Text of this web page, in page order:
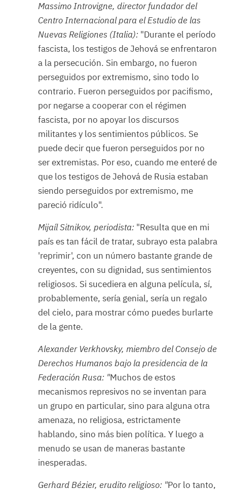
Massimo Introvigne, director fundador del
Centro Internacional para el Estudio de las
Nuevas Religiones (Italia): "Durante el período
fascista, los testigos de Jehová se enfrentaron
a la persecución. Sin embargo, no fueron
perseguidos por extremismo, sino todo lo
contrario. Fueron perseguidos por pacifismo,
por negarse a cooperar con el régimen
fascista, por no apoyar los discursos
militantes y los sentimientos públicos. Se
puede decir que fueron perseguidos por no
ser extremistas. Por eso, cuando me enteré de
que los testigos de Jehová de Rusia estaban
siendo perseguidos por extremismo, me
pareció ridículo".
Mijaíl Sitnikov, periodista: "Resulta que en mi
país es tan fácil de tratar, subrayo esta palabra
'reprimir', con un número bastante grande de
creyentes, con su dignidad, sus sentimientos
religiosos. Si sucediera en alguna película, sí,
probablemente, sería genial, sería un regalo
del cielo, para mostrar cómo puedes burlarte
de la gente.
Alexander Verkhovsky, miembro del Consejo de
Derechos Humanos bajo la presidencia de la
Federación Rusa: "Muchos de estos
mecanismos represivos no se inventan para
un grupo en particular, sino para alguna otra
amenaza, no religiosa, estrictamente
hablando, sino más bien política. Y luego a
menudo se usan de maneras bastante
inesperadas.
Gerhard Bézier, erudito religioso: "Por lo tanto,